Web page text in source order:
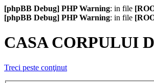
[phpBB Debug] PHP Warning: in file
[phpBB Debug] PHP Warning: in file
CASA CORPULUI
Treci peste conţinut